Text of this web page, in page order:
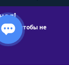
чтобы не